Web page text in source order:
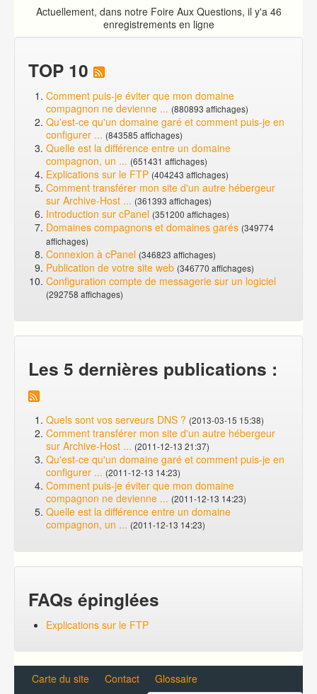
Actuellement, dans notre Foire Aux Questions, il y'a 46
enregistrements en ligne
TOP 10
Comment puis-je éviter que mon domaine
compagnon ne devienne ... (880893 affichages)
Qu'est-ce qu'un domaine garé et comment puis-je en
configurer ... (843585 affichages)
Quelle est la différence entre un domaine
compagnon, un ... (651431 affichages)
Explications sur le FTP (404243 affichages)
Comment transférer mon site d'un autre hébergeur
sur Archive-Host ... (361393 affichages)
Introduction sur cPanel (351200 affichages)
Domaines compagnons et domaines garés (349774
affichages)
Connexion à cPanel (346823 affichages)
Publication de votre site web (346770 affichages)
Configuration compte de messagerie sur un logiciel
(292758 affichages)
Les 5 dernières publications :
Quels sont vos serveurs DNS ? (2013-03-15 15:38)
Comment transférer mon site d'un autre hébergeur
sur Archive-Host ... (2011-12-13 21:37)
Qu'est-ce qu'un domaine garé et comment puis-je en
configurer ... (2011-12-13 14:23)
Comment puis-je éviter que mon domaine
compagnon ne devienne ... (2011-12-13 14:23)
Quelle est la différence entre un domaine
compagnon, un ... (2011-12-13 14:23)
FAQs épinglées
Explications sur le FTP
Carte du site Contact Glossaire